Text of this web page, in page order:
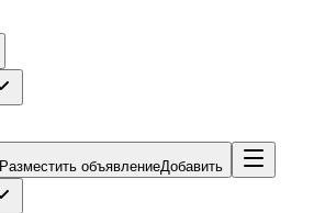
Разместить объявлениеДобавить